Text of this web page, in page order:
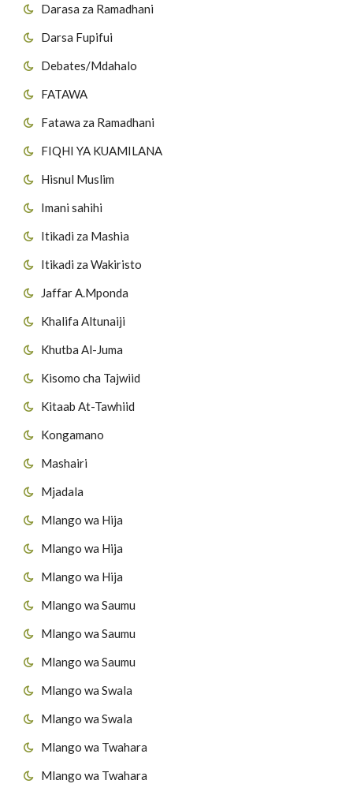
Darasa za Ramadhani
Darsa Fupifui
Debates/Mdahalo
FATAWA
Fatawa za Ramadhani
FIQHI YA KUAMILANA
Hisnul Muslim
Imani sahihi
Itikadi za Mashia
Itikadi za Wakiristo
Jaffar A.Mponda
Khalifa Altunaiji
Khutba Al-Juma
Kisomo cha Tajwiid
Kitaab At-Tawhiid
Kongamano
Mashairi
Mjadala
Mlango wa Hija
Mlango wa Hija
Mlango wa Hija
Mlango wa Saumu
Mlango wa Saumu
Mlango wa Saumu
Mlango wa Swala
Mlango wa Swala
Mlango wa Twahara
Mlango wa Twahara